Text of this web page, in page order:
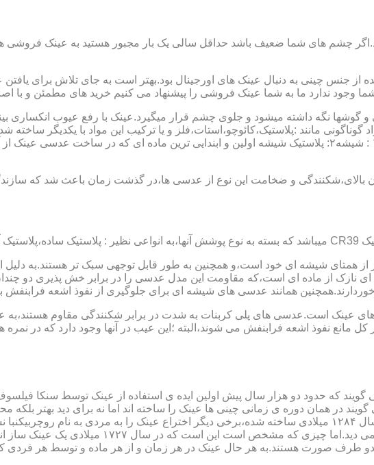
چشم های شما ضعیف باشد حداقل سالی یک بار مجبور هستید به عینک فروشی
از جنس چینی به دنبال عینک های اورجینال بود.بهتر است به جای تلاش برای
شما وجود ندارد ما به شما عینک فروشی را پیشنهاد می کنیم خرید های مطمئن و با
نگه داشته میشود و جلوی چشم قرار میگیرد.عینک با رفع عیوب انکساری
مانند :پلاستیک،کائوچو،استات،فلز و یا ترکیب این مواد با یکدیگر ساخته
عدسی یا لنز :جنس عدسی عینکها از دو دسته ی کلی ساخته شده :۱ : شیشه۲: پلاستیک شیشه اولین و ابندایی ترین ماده
و ضخامت این نوع از عدسی ها،در گذشت زمان باعث شد که
همتای شیشه ای خود است،و همچنین به طور قابل توجهی سبک تر هستند.به
نازک از ماده ای است،که مقاومت این مدل عدسی را در برابر خش پذیری دو
همانند عدسی های شیشه ای برای جلوگیری از نفوذ اشعه
های عینک است.عدسی های پلی کربنات به شدت در برابر شکنندگی مقاوم
نفوذ اشعه فرابنفش می شوند،البته ؛این عیب در آنها وجود دارد که در نمره
که حدود دو هزار سال پیش اولین ایده ی استفاده از عینک توسط سنکا
در همان دوره ی زمانی چینی ها عینک را ساخته اند اما نه برای دید بهتر
گوی شیشه ای روی کتاب خطوط و کلمات را درشت تر و
طرف صورت هستند.به هر حال عینک در هر زمان و از هر ماده و توسط هر فردی